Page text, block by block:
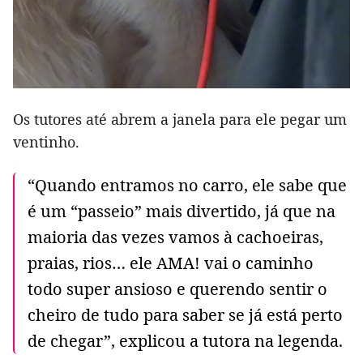
Os tutores até abrem a janela para ele pegar um
ventinho.
“Quando entramos no carro, ele sabe que
é um “passeio” mais divertido, já que na
maioria das vezes vamos à cachoeiras,
praias, rios… ele AMA! vai o caminho
todo super ansioso e querendo sentir o
cheiro de tudo para saber se já está perto
de chegar”, explicou a tutora na legenda.